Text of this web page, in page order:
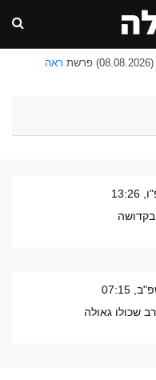
ראה
שכולו גאולה